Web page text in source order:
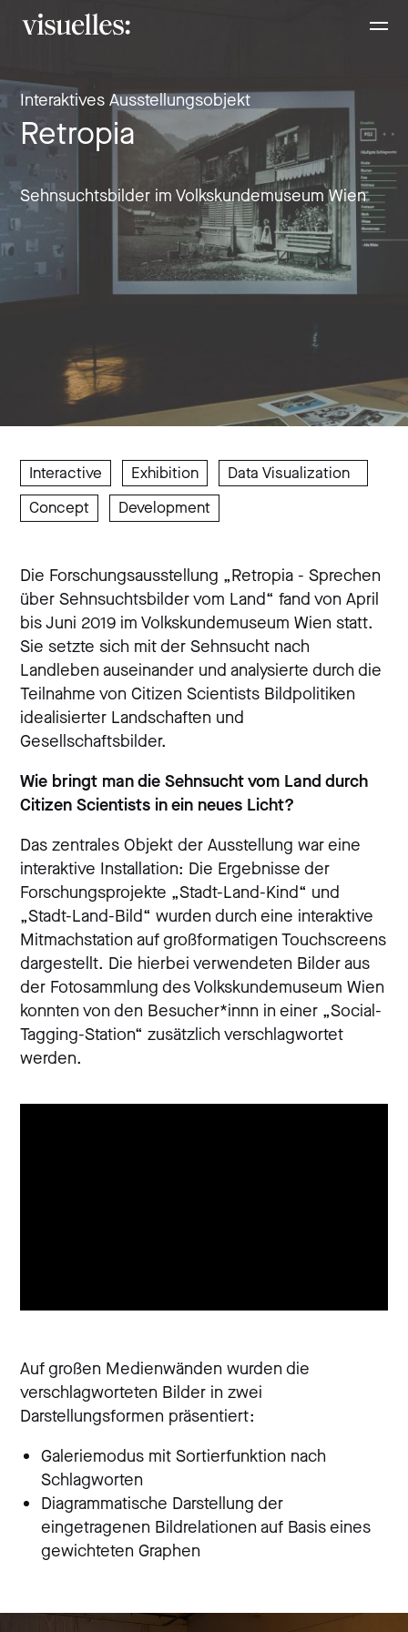
Direkt
zumvisuelles:
Interaktives Ausstellungsobjekt
Retropia
Sehnsuchtsbilder im Volkskundemuseum Wien
Interactive Exhibition
Data Visualization
Concept
Development
Die Forschungsausstellung „Retropia - Sprechen
über Sehnsuchtsbilder vom Land“ fand von April
bis Juni 2019 im Volkskundemuseum Wien statt.
Sie setzte sich mit der Sehnsucht nach
Landleben auseinander und analysierte durch die
Teilnahme von Citizen Scientists Bildpolitiken
idealisierter Landschaften und
Gesellschaftsbilder.
Wie bringt man die Sehnsucht vom Land durch
Citizen Scientists in ein neues Licht?
Das zentrales Objekt der Ausstellung war eine
interaktive Installation: Die Ergebnisse der
Forschungsprojekte „Stadt-Land-Kind“ und
„Stadt-Land-Bild“ wurden durch eine interaktive
Mitmachstation auf großformatigen Touchscreens
dargestellt. Die hierbei verwendeten Bilder aus
der Fotosammlung des Volkskundemuseum Wien
konnten von den Besucher*innn in einer „Social-
Tagging-Station“ zusätzlich verschlagwortet
werden.
Auf großen Medienwänden wurden die
verschlagworteten Bilder in zwei
Darstellungsformen präsentiert:
Galeriemodus mit Sortierfunktion nach
Schlagworten
Diagrammatische Darstellung der
eingetragenen Bildrelationen auf Basis eines
gewichteten Graphen